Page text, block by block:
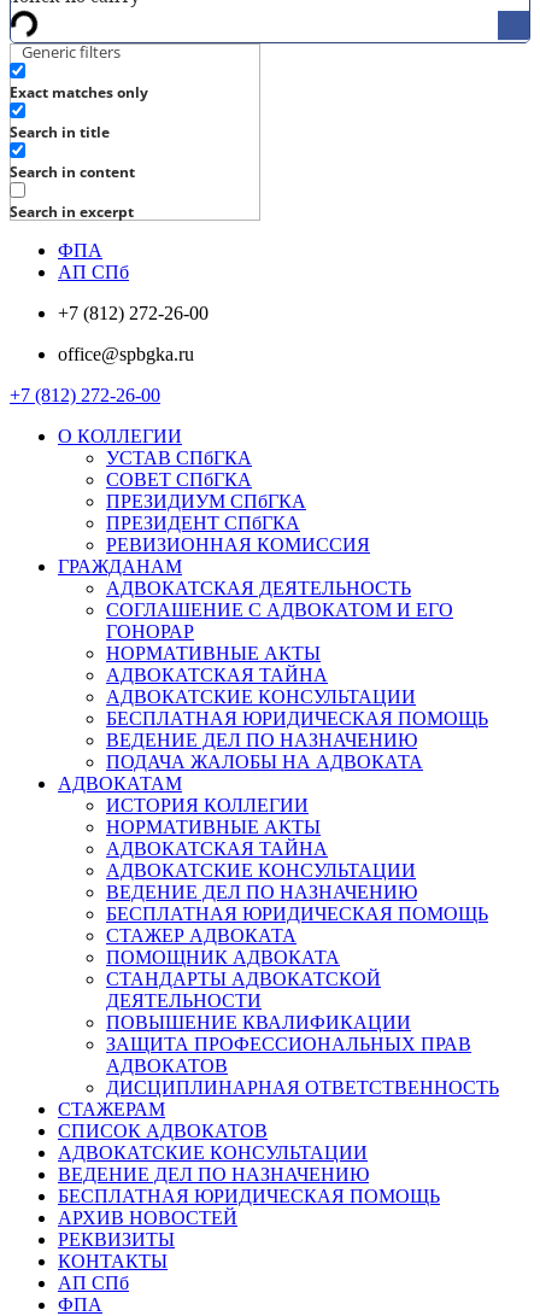
Generic filters
Exact matches only
Search in title
Search in content
Search in excerpt
ФПА
АП СПб
+7 (812) 272-26-00
office@spbgka.ru
+7 (812) 272-26-00
О КОЛЛЕГИИ
УСТАВ СПбГКА
СОВЕТ СПбГКА
ПРЕЗИДИУМ СПбГКА
ПРЕЗИДЕНТ СПбГКА
РЕВИЗИОННАЯ КОМИССИЯ
ГРАЖДАНАМ
АДВОКАТСКАЯ ДЕЯТЕЛЬНОСТЬ
СОГЛАШЕНИЕ С АДВОКАТОМ И ЕГО
ГОНОРАР
НОРМАТИВНЫЕ АКТЫ
АДВОКАТСКАЯ ТАЙНА
АДВОКАТСКИЕ КОНСУЛЬТАЦИИ
БЕСПЛАТНАЯ ЮРИДИЧЕСКАЯ ПОМОЩЬ
ВЕДЕНИЕ ДЕЛ ПО НАЗНАЧЕНИЮ
ПОДАЧА ЖАЛОБЫ НА АДВОКАТА
АДВОКАТАМ
ИСТОРИЯ КОЛЛЕГИИ
НОРМАТИВНЫЕ АКТЫ
АДВОКАТСКАЯ ТАЙНА
АДВОКАТСКИЕ КОНСУЛЬТАЦИИ
ВЕДЕНИЕ ДЕЛ ПО НАЗНАЧЕНИЮ
БЕСПЛАТНАЯ ЮРИДИЧЕСКАЯ ПОМОЩЬ
СТАЖЕР АДВОКАТА
ПОМОЩНИК АДВОКАТА
СТАНДАРТЫ АДВОКАТСКОЙ
ДЕЯТЕЛЬНОСТИ
ПОВЫШЕНИЕ КВАЛИФИКАЦИИ
ЗАЩИТА ПРОФЕССИОНАЛЬНЫХ ПРАВ
АДВОКАТОВ
ДИСЦИПЛИНАРНАЯ ОТВЕТСТВЕННОСТЬ
СТАЖЕРАМ
СПИСОК АДВОКАТОВ
АДВОКАТСКИЕ КОНСУЛЬТАЦИИ
ВЕДЕНИЕ ДЕЛ ПО НАЗНАЧЕНИЮ
БЕСПЛАТНАЯ ЮРИДИЧЕСКАЯ ПОМОЩЬ
АРХИВ НОВОСТЕЙ
РЕКВИЗИТЫ
КОНТАКТЫ
АП СПб
ФПА